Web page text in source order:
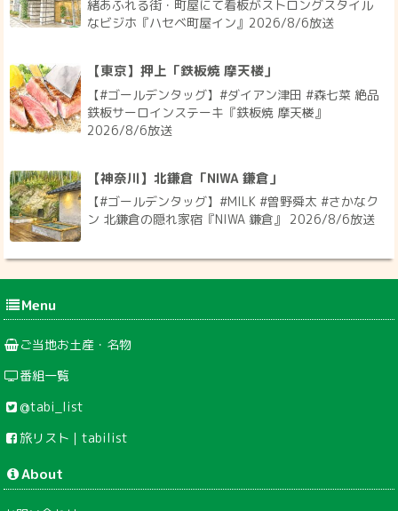
緒あふれる街・町屋にて看板がストロングスタイル
なビジホ『ハセベ町屋イン』2026/8/6放送
【東京】押上「鉄板焼 摩天楼」
【#ゴールデンタッグ】#ダイアン津田 #森七菜 絶品
鉄板サーロインステーキ『鉄板焼 摩天楼』
2026/8/6放送
【神奈川】北鎌倉「NIWA 鎌倉」
【#ゴールデンタッグ】#MILK #曽野舜太 #さかなク
ン 北鎌倉の隠れ家宿『NIWA 鎌倉』 2026/8/6放送
Menu
ご当地お土産・名物
番組一覧
@tabi_list
旅リスト｜tabilist
About